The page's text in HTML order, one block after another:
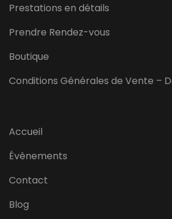
Prestations en détails
Prendre Rendez-vous
Boutique
Conditions Générales de Vente –
Accueil
Évènements
Contact
Blog